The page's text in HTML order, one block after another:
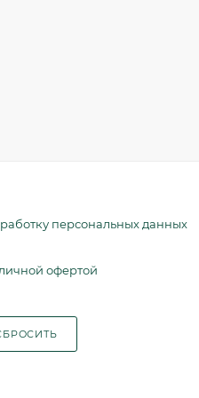
персональных данных
офертой